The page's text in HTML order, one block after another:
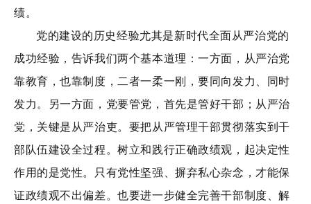
绩。
党的建设的历史经验尤其是新时代全面从严治党的
成功经验，告诉我们两个基本道理：一方面，从严治党
靠教育，也靠制度，二者一柔一刚，要同向发力、同时
发力。另一方面，党要管党，首先是管好干部；从严治
党，关键是从严治吏。要把从严管理干部贯彻落实到干
部队伍建设全过程。树立和践行正确政绩观，起决定性
作用的是党性。只有党性坚强、摒弃私心杂念，才能保
证政绩观不出偏差。也要进一步健全完善干部制度、解